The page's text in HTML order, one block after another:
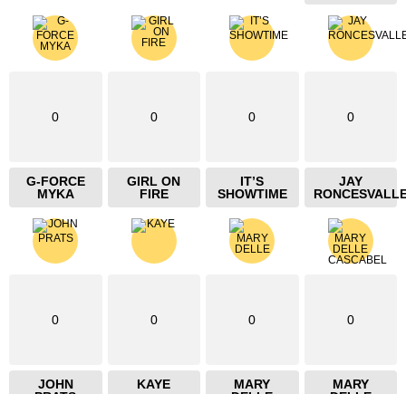
0
G-FORCE
MYKA
0
GIRL ON
FIRE
0
IT’S
SHOWTIME
0
JAY
0
JOHN
0
KAYE
0
MARY
0
MARY